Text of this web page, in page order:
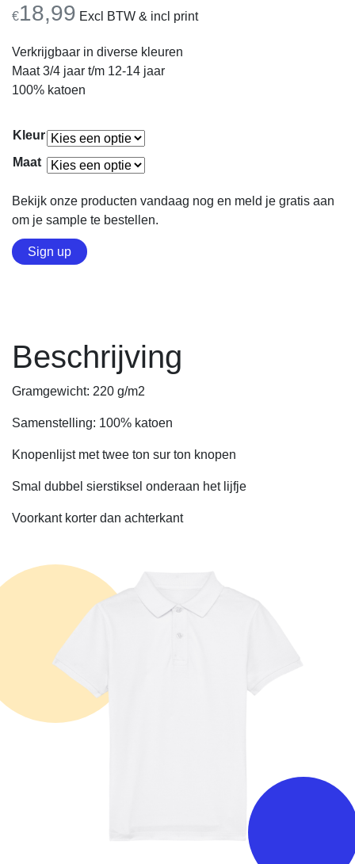
€18,99 Excl BTW & incl print
Verkrijgbaar in diverse kleuren
Maat 3/4 jaar t/m 12-14 jaar
100% katoen
Kleur
Maat
Bekijk onze producten vandaag nog en meld je gratis aan
om je sample te bestellen.
Sign up
Beschrijving
Gramgewicht: 220 g/m2
Samenstelling: 100% katoen
Knopenlijst met twee ton sur ton knopen
Smal dubbel sierstiksel onderaan het lijfje
Voorkant korter dan achterkant